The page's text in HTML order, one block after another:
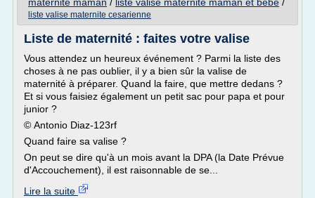
liste valise maternite cesarienne
Liste de maternité : faites votre valise
Vous attendez un heureux événement ? Parmi la liste des
choses à ne pas oublier, il y a bien sûr la valise de
maternité à préparer. Quand la faire, que mettre dedans ?
Et si vous faisiez également un petit sac pour papa et pour
junior ?
© Antonio Diaz-123rf
Quand faire sa valise ?
On peut se dire qu'à un mois avant la DPA (la Date Prévue
d'Accouchement), il est raisonnable de se...
Lire la suite